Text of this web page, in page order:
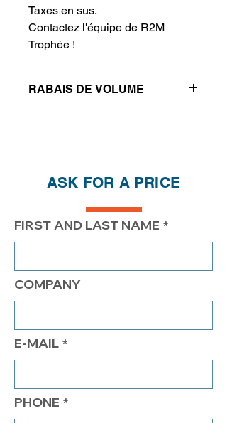
Taxes en sus.
Contactez l'équipe de R2M
Trophée !
RABAIS DE VOLUME
PRIX 395.00$ 345.00$ 314.00$
ASK FOR A PRICE
FIRST AND LAST NAME
COMPANY
E-MAIL
PHONE